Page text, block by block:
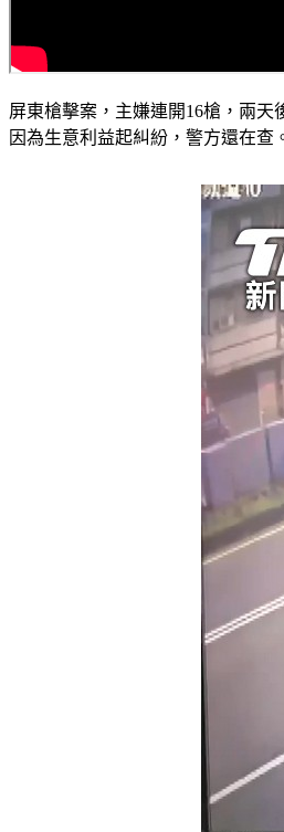
屏東槍擊案，主嫌連開16槍，兩
因為生意利益起糾紛，警方還在查